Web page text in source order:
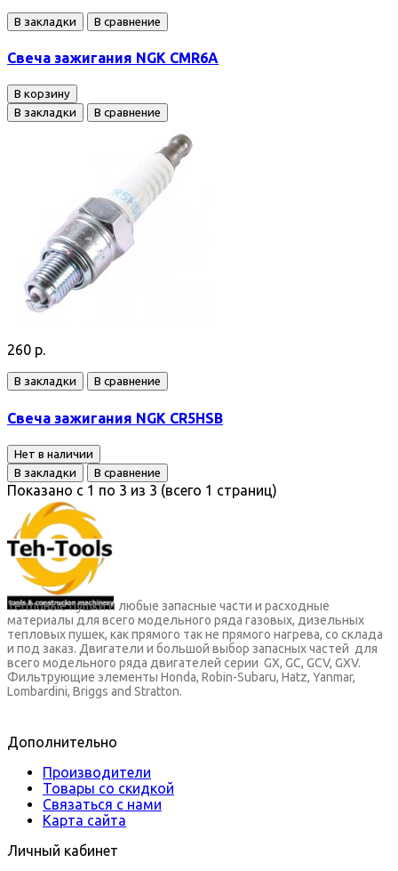
В закладки В сравнение
Свеча зажигания NGK CMR6A
В корзину
В закладки
В сравнение
260 р.
В закладки В сравнение
Свеча зажигания NGK CR5HSB
Нет в наличии
В закладки
В сравнение
Показано с 1 по 3 из 3 (всего 1 страниц)
Тепловые пушки и любые запасные части и расходные
материалы для всего модельного ряда газовых, дизельных
тепловых пушек, как прямого так не прямого нагрева, со склада
и под заказ. Двигатели и большой выбор запасных частей для
всего модельного ряда двигателей серии GX, GC, GCV, GXV.
Фильтрующие элементы Honda, Robin-Subaru, Hatz, Yanmar,
Lombardini, Briggs and Stratton.
Дополнительно
Производители
Товары со скидкой
Связаться с нами
Карта сайта
Личный кабинет